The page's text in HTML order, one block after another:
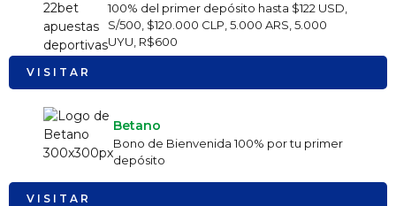
100% del primer depósito hasta $122 USD,
S/500, $120.000 CLP, 5.000 ARS, 5.000
UYU, R$600
VISITAR
Betano
Bono de Bienvenida 100% por tu primer
depósito
VISITAR